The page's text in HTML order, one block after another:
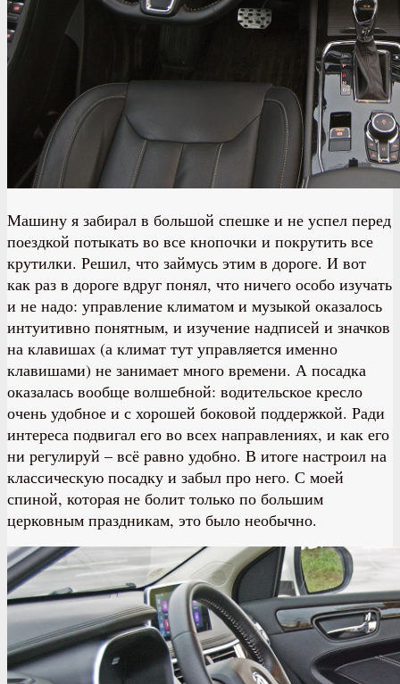
Машину я забирал в большой спешке и не успел перед
поездкой потыкать во все кнопочки и покрутить все
крутилки. Решил, что займусь этим в дороге. И вот
как раз в дороге вдруг понял, что ничего особо изучать
и не надо: управление климатом и музыкой оказалось
интуитивно понятным, и изучение надписей и значков
на клавишах (а климат тут управляется именно
клавишами) не занимает много времени. А посадка
оказалась вообще волшебной: водительское кресло
очень удобное и с хорошей боковой поддержкой. Ради
интереса подвигал его во всех направлениях, и как его
ни регулируй – всё равно удобно. В итоге настроил на
классическую посадку и забыл про него. С моей
спиной, которая не болит только по большим
церковным праздникам, это было необычно.